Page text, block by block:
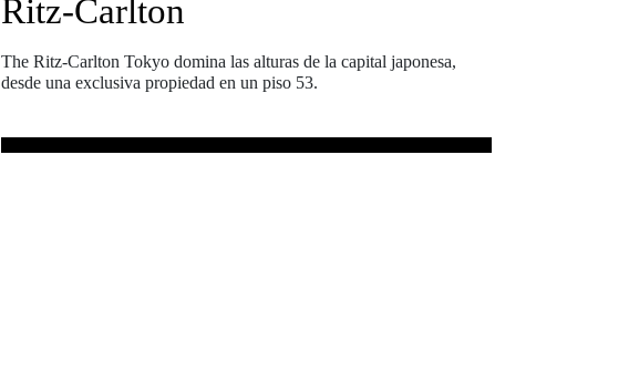
Ritz-Carlton
The Ritz-Carlton Tokyo domina las alturas de la capital japonesa,
desde una exclusiva propiedad en un piso 53.